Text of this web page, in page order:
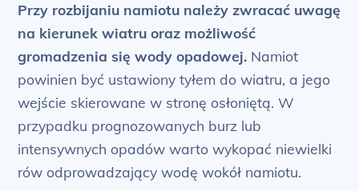
Przy rozbijaniu namiotu należy zwracać uwagę
na kierunek wiatru oraz możliwość
gromadzenia się wody opadowej. Namiot
powinien być ustawiony tyłem do wiatru, a jego
wejście skierowane w stronę osłoniętą. W
przypadku prognozowanych burz lub
intensywnych opadów warto wykopać niewielki
rów odprowadzający wodę wokół namiotu.